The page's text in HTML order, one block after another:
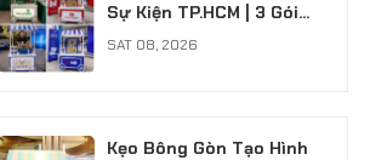
Sự Kiện TP.HCM | 3 Gói
Chuyên Nghiệp
SAT 08, 2026
Kẹo Bông Gòn Tạo Hình